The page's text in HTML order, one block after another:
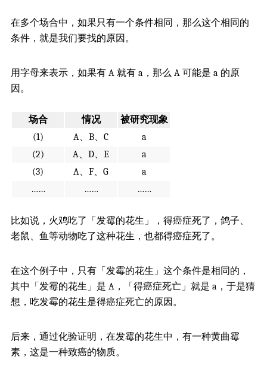
在多个场合中，如果只有一个条件相同，那么这个相同的
条件，就是我们要找的原因。
用字母来表示，如果有 A 就有 a，那么 A 可能是 a 的原
因。
场合 情况
被研究现象
(1)
A、B、C
a
(2)
A、D、E
a
(3)
A、F、G
a
……
…… ……
比如说，火鸡吃了「发霉的花生」，得癌症死了，鸽子、
老鼠、鱼等动物吃了这种花生，也都得癌症死了。
在这个例子中，只有「发霉的花生」这个条件是相同的，
其中「发霉的花生」是 A，「得癌症死亡」就是 a，于是猜
想，吃发霉的花生是得癌症死亡的原因。
后来，通过化验证明，在发霉的花生中，有一种黄曲霉
素，这是一种致癌的物质。